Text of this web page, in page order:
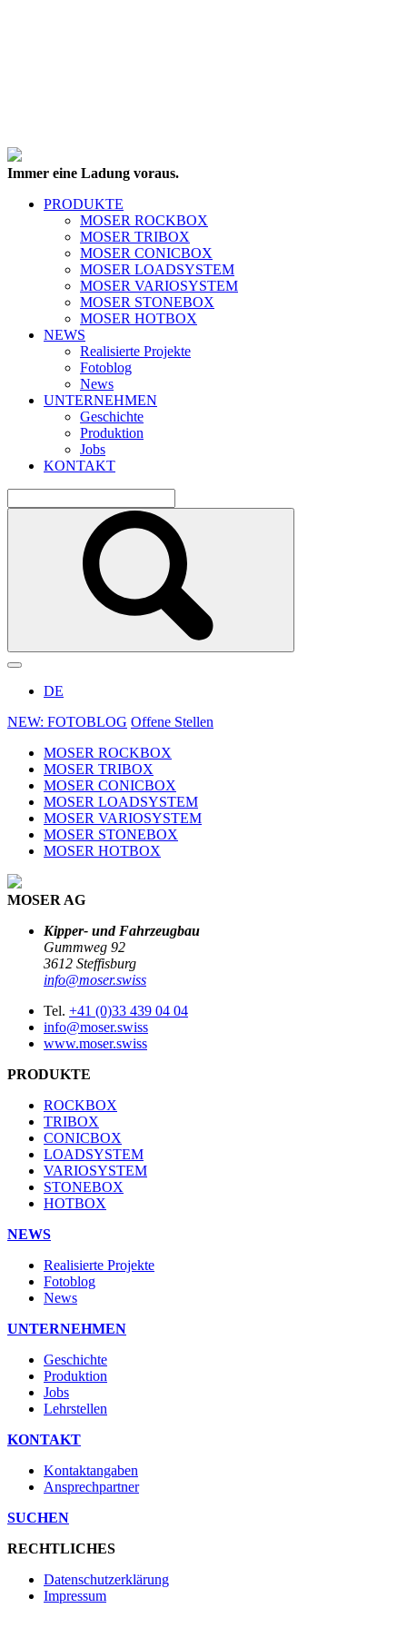
Immer eine Ladung voraus.
PRODUKTE
MOSER ROCKBOX
MOSER TRIBOX
MOSER CONICBOX
MOSER LOADSYSTEM
MOSER VARIOSYSTEM
MOSER STONEBOX
MOSER HOTBOX
NEWS
Realisierte Projekte
Fotoblog
News
UNTERNEHMEN
Geschichte
Produktion
Jobs
KONTAKT
DE
NEW: FOTOBLOG Offene Stellen
MOSER ROCKBOX
MOSER TRIBOX
MOSER CONICBOX
MOSER LOADSYSTEM
MOSER VARIOSYSTEM
MOSER STONEBOX
MOSER HOTBOX
MOSER AG
Kipper- und Fahrzeugbau
Gummweg 92
3612 Steffisburg
info@moser.swiss
Tel. +41 (0)33 439 04 04
info@moser.swiss
www.moser.swiss
PRODUKTE
ROCKBOX
TRIBOX
CONICBOX
LOADSYSTEM
VARIOSYSTEM
STONEBOX
HOTBOX
NEWS
Realisierte Projekte
Fotoblog
News
UNTERNEHMEN
Geschichte
Produktion
Jobs
Lehrstellen
KONTAKT
Kontaktangaben
Ansprechpartner
SUCHEN
RECHTLICHES
Datenschutzerklärung
Impressum